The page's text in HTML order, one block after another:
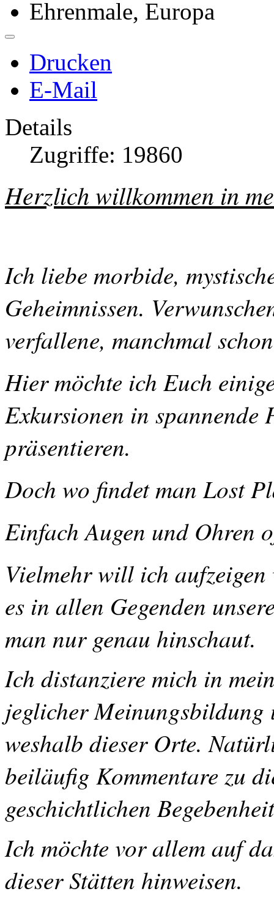
Ehrenmale, Europa
Drucken
E-Mail
Details
Zugriffe: 19860
Herzlich willkommen in
Ich liebe morbide,
Geheimnis­sen.
verfallene, manchmal
Hier möchte ich Euch
Exkursionen in spannende
präsentieren.
Doch wo findet man Lost
Einfach Augen und Ohren
Vielmehr will ich
es in allen Gegenden
man nur genau hinschaut.
Ich distanziere mich in
jeglicher Meinungsbildung
weshalb dieser Orte.
beiläufig Kommentare zu
geschichtlichen
Ich möchte vor allem auf
dieser Stätten hinweisen.